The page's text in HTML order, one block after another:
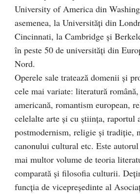
University of America din
asemenea, la Universităţi din
Cincinnati, la Cambridge şi
în peste 50 de universităţi din
Nord.
Operele sale tratează domenii şi
cele mai variate: literatură
americană, romantism european,
celelalte arte şi cu ştiinţa, raportul
postmodernism, religie şi tradiţie,
canonului cultural etc. Este
mai multor volume de teoria
comparată și filosofia culturii.
funcţia de vicepreşedinte al